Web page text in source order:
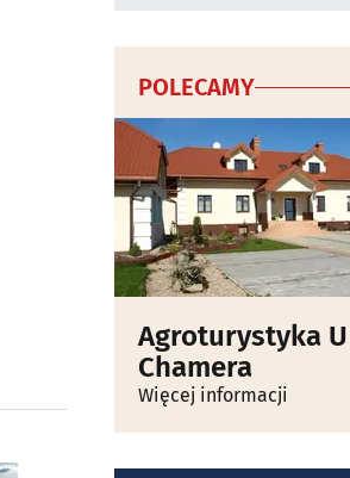
POLECAMY
Agroturystyka U
Chamera
Więcej informacji